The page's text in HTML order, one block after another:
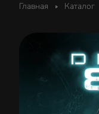
Главная Каталог